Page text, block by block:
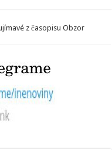
z časopisu Obzor